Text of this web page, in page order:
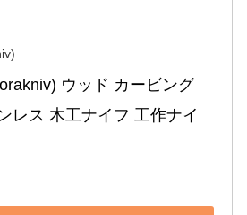
ウッド カービング
レス 木工ナイフ 工作ナイ